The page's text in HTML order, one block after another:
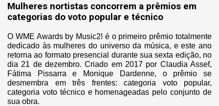
Mulheres nortistas concorrem a prêmios em
categorias do voto popular e técnico
O WME Awards by Music2! é o primeiro prêmio totalmente
dedicado às mulheres do universo da música, e este ano
retorna ao formato presencial durante sua sexta edição, no
dia 21 de dezembro. Criado em 2017 por Claudia Assef,
Fátima Pissarra e Monique Dardenne, o prêmio se
desmembra em três frentes: categoria voto popular,
categoria voto técnico e homenageadas pelo conjunto de
sua obra.